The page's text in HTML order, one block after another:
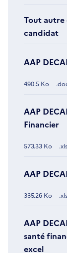
Tout autre
candidat
AAP
490.5 Ko
AAP
Financier
573.33 Ko
AAP
335.26 Ko
AAP
santé
excel